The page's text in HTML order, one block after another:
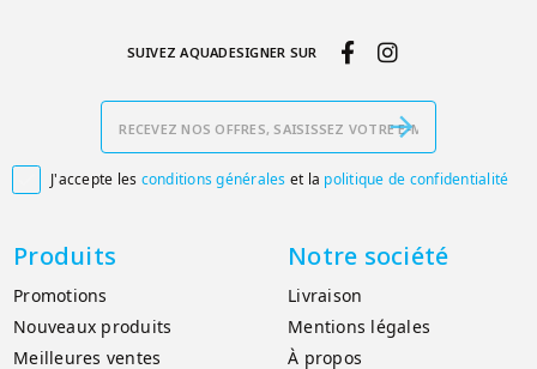
J'accepte les conditions générales et la politique de confidentialité
SUIVEZ AQUADESIGNER SUR
Produits
Promotions
Nouveaux produits
Meilleures ventes
Notre société
Livraison
Mentions légales
À propos